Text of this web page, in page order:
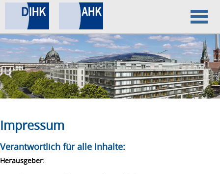
Home
Datenschutz
Impressum
Impressum
Verantwortlich für alle Inhalte:
Herausgeber: